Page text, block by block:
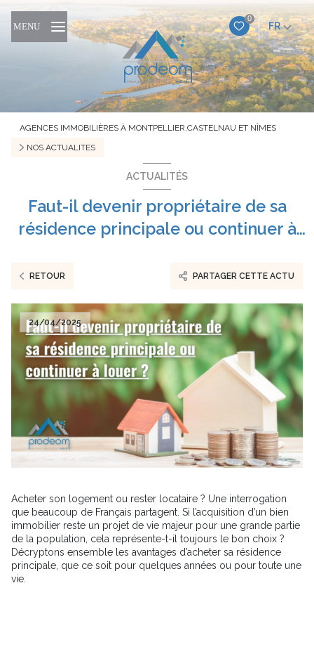
0
FR
MENU
AGENCES IMMOBILIÈRES À MONTPELLIER,CASTELNAU ET NÎMES
NOS ACTUALITES
ACTUALITÉS
Faut-il devenir propriétaire de sa
résidence principale ou continuer à
RETOUR PARTAGER CETTE ACTU
24/04/2025
Acheter son logement ou rester locataire ? Une interrogation
que beaucoup de Français partagent. Si l’acquisition d’un bien
immobilier reste un projet de vie majeur pour une grande partie
de la population, cela représente-t-il toujours le bon choix ?
Décryptons ensemble les avantages d’acheter sa résidence
principale, que ce soit pour quelques années ou pour toute une
vie.